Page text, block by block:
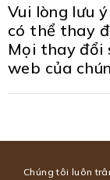
Vui lòng lưu
có thể thay
Mọi thay đổi
web của
Chúng tôi luôn